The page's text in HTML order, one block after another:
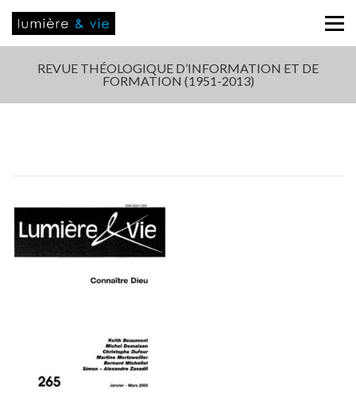
REVUE THÉOLOGIQUE D’INFORMATION ET DE
FORMATION (1951-2013)